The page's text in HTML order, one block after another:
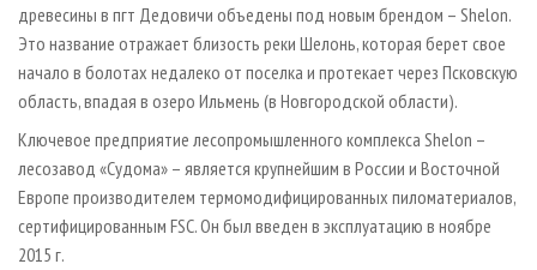
древесины в пгт Дедовичи объедены под новым брендом – Shelon.
Это название отражает близость реки Шелонь, которая берет свое
начало в болотах недалеко от поселка и протекает через Псковскую
область, впадая в озеро Ильмень (в Новгородской области).
Ключевое предприятие лесопромышленного комплекса Shelon –
лесозавод «Судома» – является крупнейшим в России и Восточной
Европе производителем термомодифицированных пиломатериалов,
сертифицированным FSC. Он был введен в эксплуатацию в ноябре
2015 г.